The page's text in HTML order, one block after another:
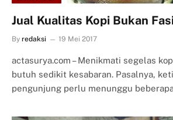
Jual Kualitas Kopi Bukan
By redaksi 19 Mei 2017
actasurya.com – Menikmati segelas
butuh sedikit kesabaran. Pasalnya,
pengunjung perlu menunggu